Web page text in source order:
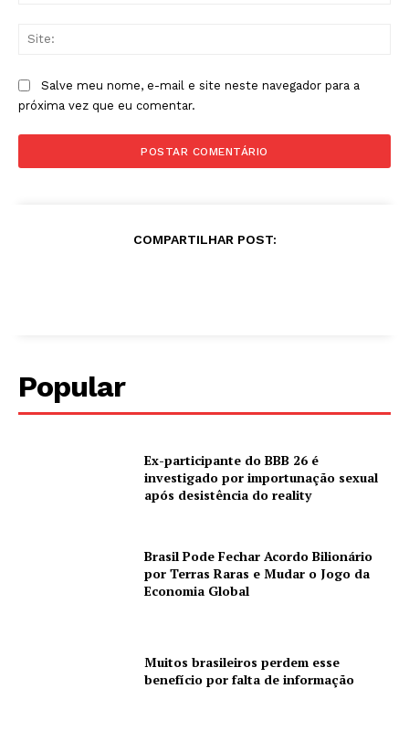
Salve meu nome, e-mail e site neste navegador para a
próxima vez que eu comentar.
COMPARTILHAR POST:
Popular
Ex-participante do BBB 26 é
investigado por importunação sexual
após desistência do reality
Brasil Pode Fechar Acordo Bilionário
por Terras Raras e Mudar o Jogo da
Economia Global
Muitos brasileiros perdem esse
benefício por falta de informação